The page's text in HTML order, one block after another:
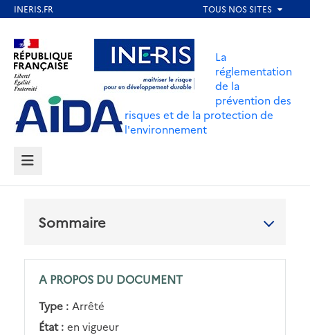
contenu
principal
Aller au contenu Aller au menu
Aller au pied de page
La
réglementation
de la
prévention des
risques et de la protection de
l'environnement
MENU
A PROPOS DU DOCUMENT
Type : Arrêté
État : en vigueur
Sommaire